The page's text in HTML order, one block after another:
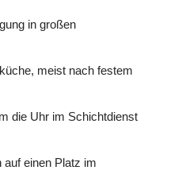
in großen
meist nach festem
die Uhr im Schichtdienst
auf einen Platz im